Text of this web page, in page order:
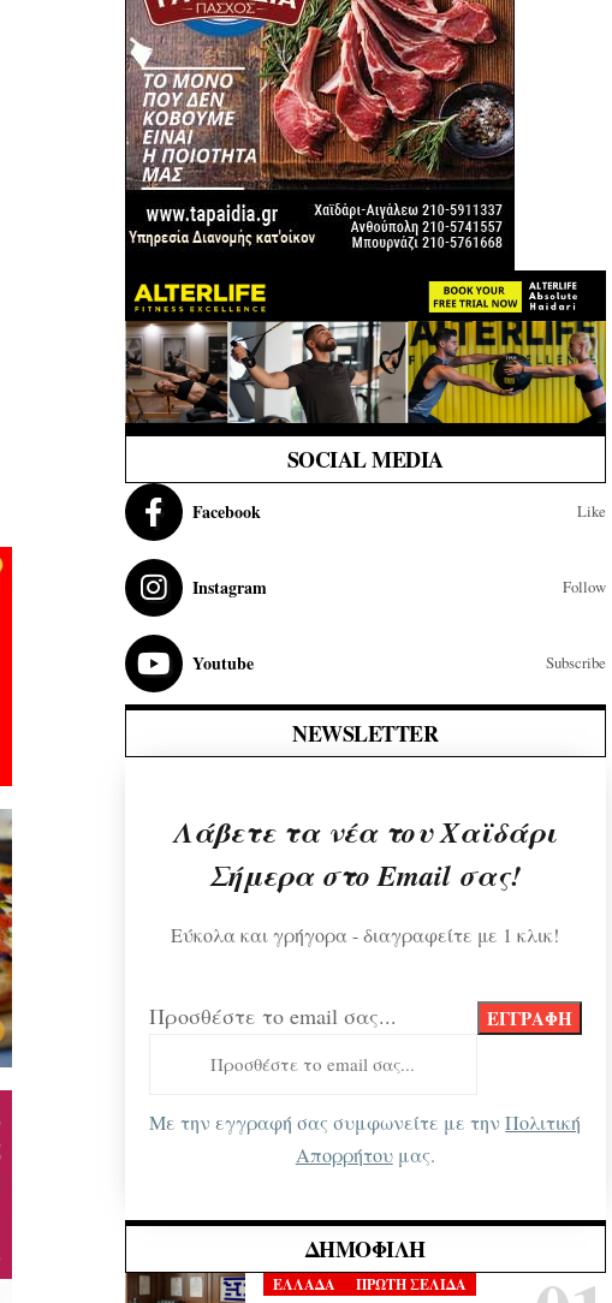
SOCIAL MEDIA
Facebook Like
Instagram Follow
Youtube Subscribe
NEWSLETTER
Λάβετε τα νέα του Χαϊδάρι
Σήμερα στο Email σας!
Εύκολα και γρήγορα - διαγραφείτε με 1 κλικ!
Προσθέστε το email σας...
Με την εγγραφή σας συμφωνείτε με τηνΠολιτική
Απορρήτουμας.
ΔΗΜΟΦΙΛΉ
ΕΛΛΑΔΑ ΠΡΩΤΗ ΣΕΛΙΔΑ